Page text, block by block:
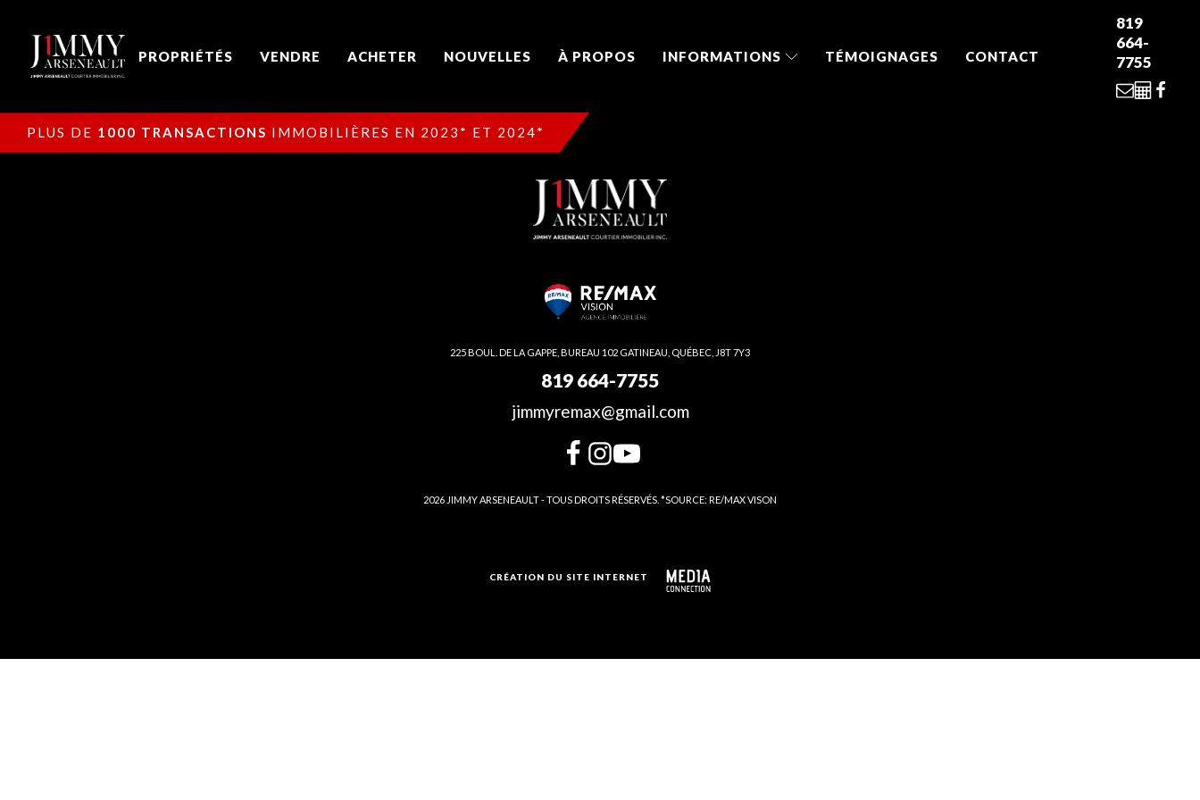
PROPRIÉTÉS VENDRE ACHETER NOUVELLES À PROPOS INFORMATIONS TÉMOIGNAGES CONTACT
819
664-
7755
PLUS DE 1000 TRANSACTIONS IMMOBILIÈRES EN 2023* ET 2024*
225 BOUL. DE LA GAPPE, BUREAU 102 GATINEAU, QUÉBEC, J8T 7Y3
819 664-7755
jimmyremax@gmail.com
2026 JIMMY ARSENEAULT - TOUS DROITS RÉSERVÉS. *SOURCE: RE/MAX VISON
CRÉATION DU SITE INTERNET